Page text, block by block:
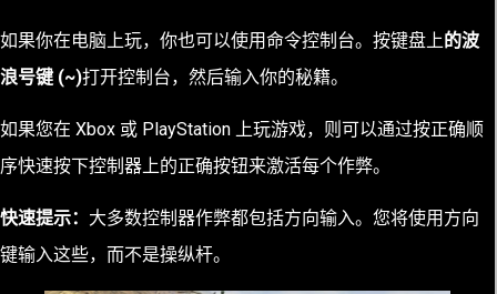
如果你在电脑上玩，你也可以使用命令控制台。按键盘上的波
浪号键 (~)打开控制台，然后输入你的秘籍。
如果您在 Xbox 或 PlayStation 上玩游戏，则可以通过按正确顺
序快速按下控制器上的正确按钮来激活每个作弊。
快速提示： 大多数控制器作弊都包括方向输入。您将使用方向
键输入这些，而不是操纵杆。